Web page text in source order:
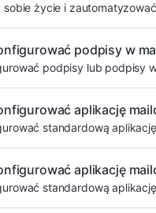
sobie życie i
podpisy w
podpisy lub podpisy
aplikację
standardową
aplikację
standardową